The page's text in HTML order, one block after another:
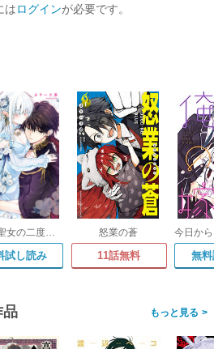
はログインが必要です。
夜逃げ聖女の二度目の結婚
試し読み
怒業の蒼
11話無料 無
品 >